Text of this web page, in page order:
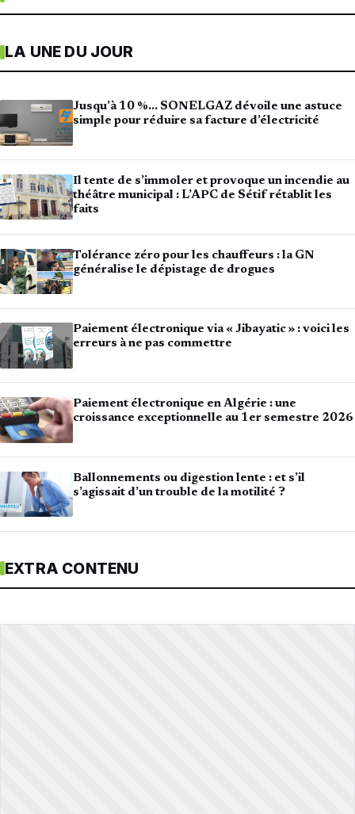
LA UNE DU JOUR
Jusqu’à 10 %… SONELGAZ dévoile une astuce
simple pour réduire sa facture d’électricité
Il tente de s’immoler et provoque un incendie au
théâtre municipal : L’APC de Sétif rétablit les
faits
Tolérance zéro pour les chauffeurs : la GN
généralise le dépistage de drogues
Paiement électronique via « Jibayatic » : voici les
erreurs à ne pas commettre
Paiement électronique en Algérie : une
croissance exceptionnelle au 1er semestre 2026
Ballonnements ou digestion lente : et s’il
s’agissait d’un trouble de la motilité ?
EXTRA CONTENU